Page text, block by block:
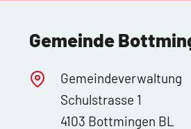
Gemeinde
Gemeindeverwaltung
Schulstrasse 1
4103 Bottmingen BL